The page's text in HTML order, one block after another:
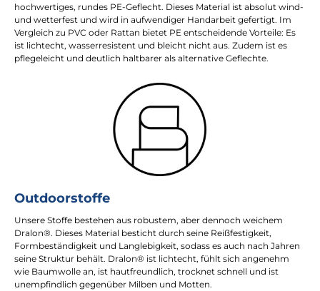
hochwertiges, rundes PE-Geflecht. Dieses Material ist absolut wind-
und wetterfest und wird in aufwendiger Handarbeit gefertigt. Im
Vergleich zu PVC oder Rattan bietet PE entscheidende Vorteile: Es
ist lichtecht, wasserresistent und bleicht nicht aus. Zudem ist es
pflegeleicht und deutlich haltbarer als alternative Geflechte.
Outdoorstoffe
Unsere Stoffe bestehen aus robustem, aber dennoch weichem
Dralon®. Dieses Material besticht durch seine Reißfestigkeit,
Formbeständigkeit und Langlebigkeit, sodass es auch nach Jahren
seine Struktur behält. Dralon® ist lichtecht, fühlt sich angenehm
wie Baumwolle an, ist hautfreundlich, trocknet schnell und ist
unempfindlich gegenüber Milben und Motten.